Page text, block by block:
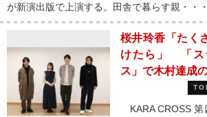
が新演出版で上演する。田舎で暮らす親・・・
桜井玲香「たく
けたら」 「ス
ス」で木村達成
KARA CROSS 第